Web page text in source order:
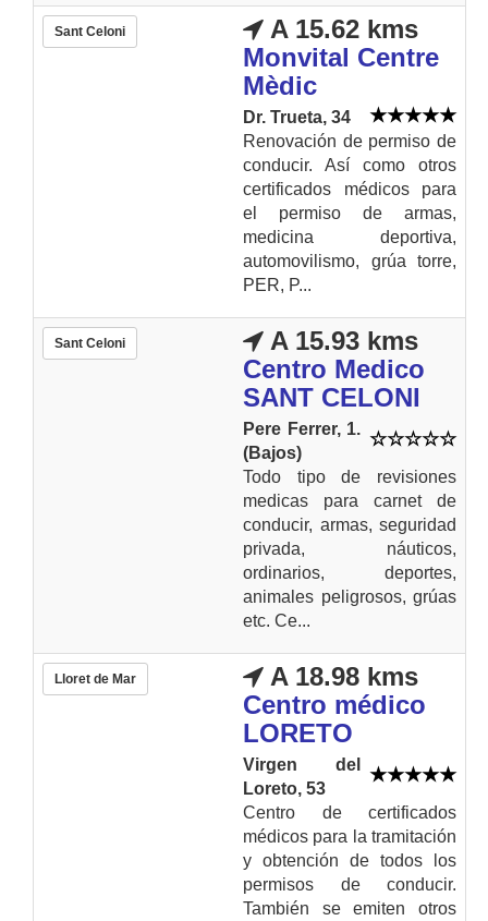
Sant Celoni
A 15.62 kms
Monvital Centre
Mèdic
Dr. Trueta, 34
Renovación de permiso de
conducir. Así como otros
certificados médicos para
el permiso de armas,
medicina deportiva,
automovilismo, grúa torre,
PER, P...
Sant Celoni
A 15.93 kms
Centro Medico
SANT CELONI
Pere Ferrer, 1.
(Bajos)
Todo tipo de revisiones
medicas para carnet de
conducir, armas, seguridad
privada, náuticos,
ordinarios, deportes,
animales peligrosos, grúas
etc. Ce...
Lloret de Mar
A 18.98 kms
Centro médico
LORETO
Virgen del
Loreto, 53
Centro de certificados
médicos para la tramitación
y obtención de todos los
permisos de conducir.
También se emiten otros